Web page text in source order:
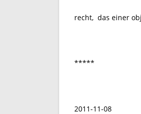
recht, das einer
*****
2011-11-08